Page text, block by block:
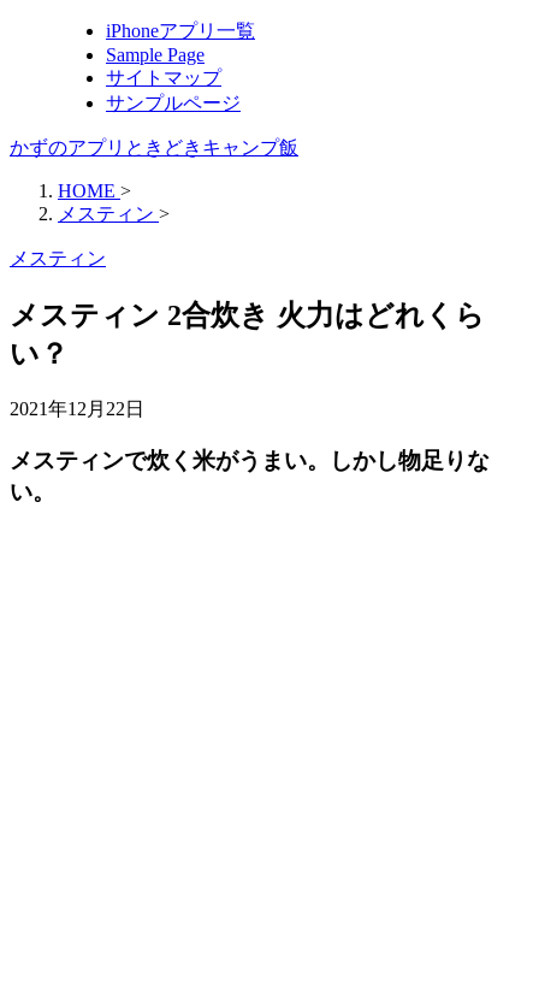
iPhoneアプリ一覧
Sample Page
サイトマップ
サンプルページ
かずのアプリときどきキャンプ飯
HOME >
メスティン >
メスティン
メスティン 2合炊き 火力はどれくら
い？
2021年12月22日
メスティンで炊く米がうまい。しかし物足りな
い。